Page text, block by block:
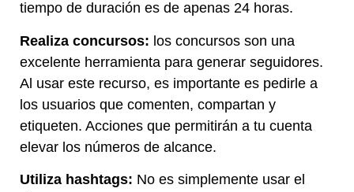
tiempo de duración es de apenas 24 horas.
Realiza concursos: los concursos son una
excelente herramienta para generar seguidores.
Al usar este recurso, es importante es pedirle a
los usuarios que comenten, compartan y
etiqueten. Acciones que permitirán a tu cuenta
elevar los números de alcance.
Utiliza hashtags: No es simplemente usar el